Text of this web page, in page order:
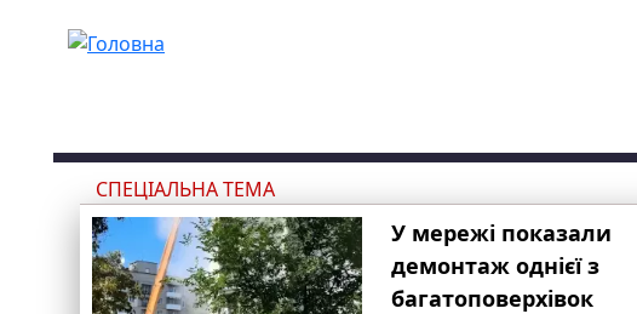
СПЕЦІАЛЬНА ТЕМА
У мережі показали
демонтаж однієї з
багатоповерхівок